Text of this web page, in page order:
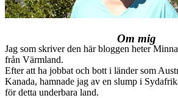
Om mig
Jag som skriver den här bloggen heter
från Värmland.
Efter att ha jobbat och bott i länder som
Kanada, hamnade jag av en slump i
för detta underbara land.